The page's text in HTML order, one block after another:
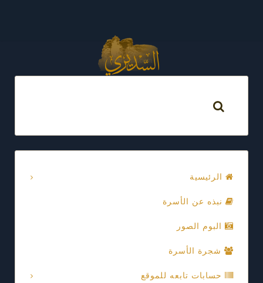
الرئيسية
نبذه عن الأسرة
البوم الصور
شجرة الأسرة
حسابات تابعه للموقع